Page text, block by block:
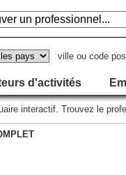
ville ou code
d'activités
interactif. Trouvez le